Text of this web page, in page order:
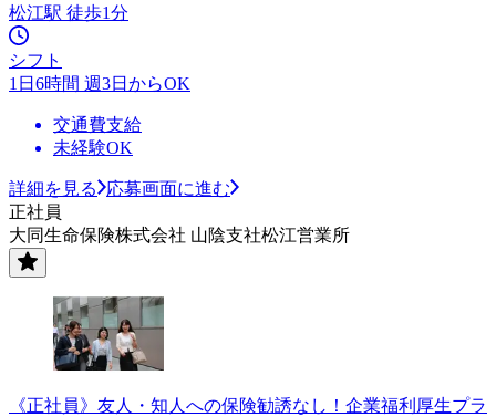
松江駅 徒歩1分
シフト
1日6時間 週3日からOK
交通費支給
未経験OK
詳細を見る
応募画面に進む
正社員
大同生命保険株式会社 山陰支社松江営業所
《正社員》友人・知人への保険勧誘なし！企業福利厚生プラ